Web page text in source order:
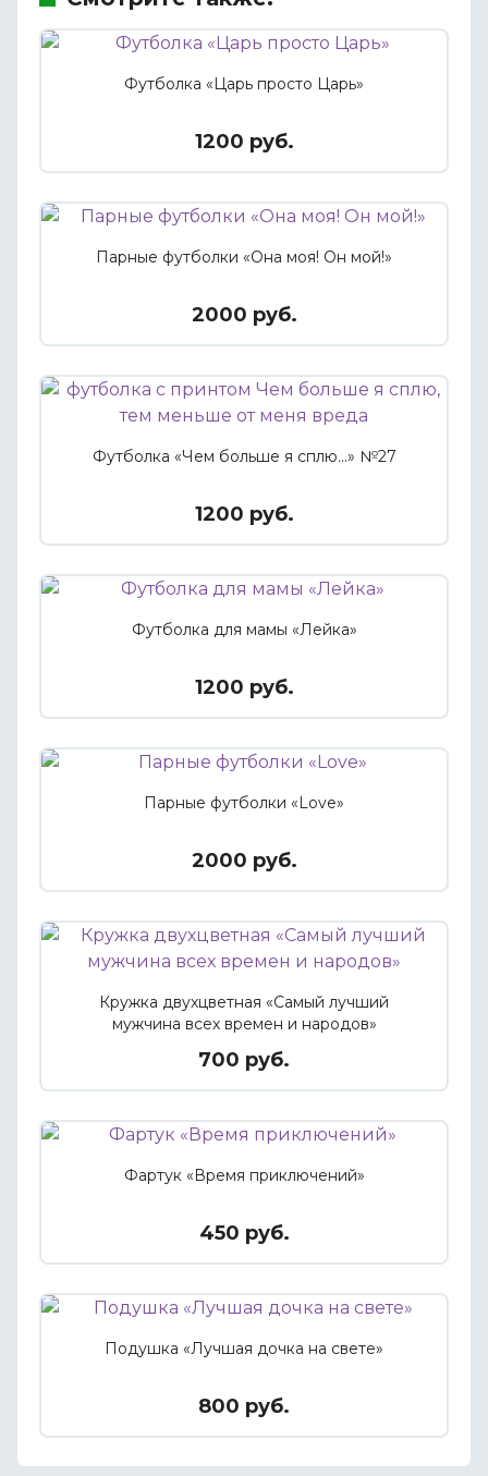
Футболка «Царь просто Царь»
1200 руб.
Парные футболки «Она моя! Он мой!»
2000 руб.
Футболка «Чем больше я сплю...» №27
1200 руб.
Футболка для мамы «Лейка»
1200 руб.
Парные футболки «Love»
2000 руб.
Кружка двухцветная «Самый лучший
мужчина всех времен и народов»
700 руб.
Фартук «Время приключений»
450 руб.
Подушка «Лучшая дочка на свете»
800 руб.